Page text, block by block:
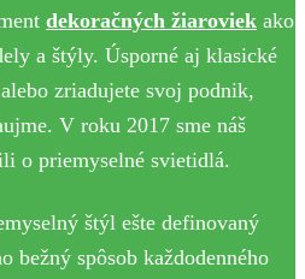
dekoračných žiaroviek ako
a štýly. Úsporné aj klasické
zriadujete svoj podnik,
V roku 2017 sme náš
o priemyselné svietidlá.
štýl ešte definovaný
bežný spôsob každodenného